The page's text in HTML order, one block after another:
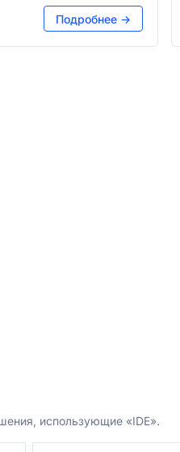
Подробнее →
использующие «IDE».